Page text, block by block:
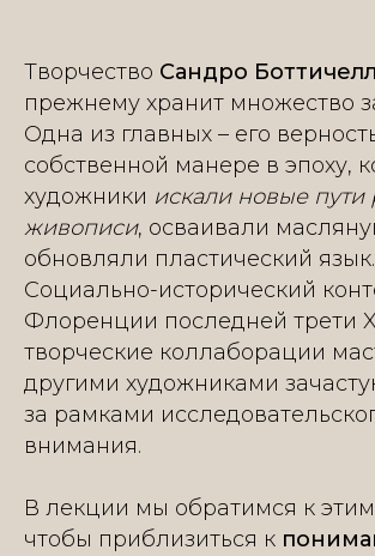
Творчество Сандро
прежнему хранит множество
Одна из главных – его
собственной манере в эпоху,
художники искали новые пути
живописи, осваивали
обновляли пластический язык.
Социально-исторический
Флоренции последней трети
творческие коллаборации
другими художниками
за рамками
внимания.
В лекции мы обратимся к
чтобы приблизиться к